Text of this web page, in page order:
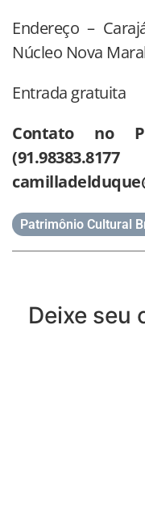
Endereço –
Núcleo Nova
Entrada gratuita
Contato no
Patrimônio Cultural
Deixe seu